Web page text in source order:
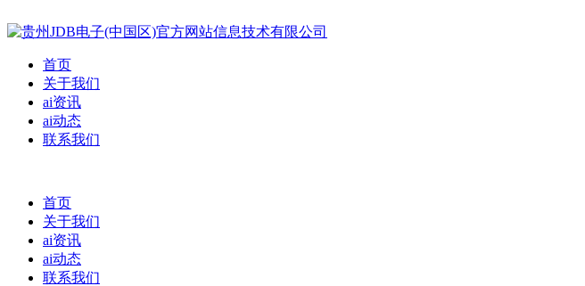
首页
关于我们
ai资讯
ai动态
联系我们
首页
关于我们
ai资讯
ai动态
联系我们